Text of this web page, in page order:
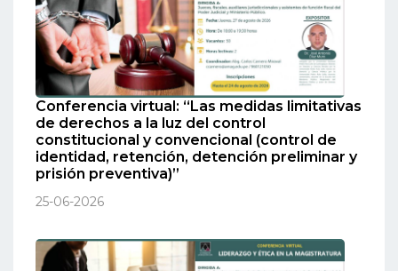
Conferencia virtual: “Las medidas limitativas
de derechos a la luz del control
constitucional y convencional (control de
identidad, retención, detención preliminar y
prisión preventiva)”
25-06-2026